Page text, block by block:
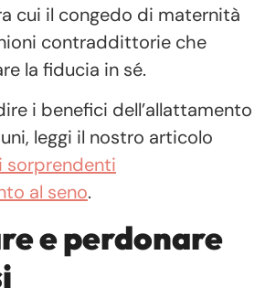
cui il congedo di maternità
contraddittorie che
la fiducia in sé.
i benefici dell’allattamento
leggi il nostro articolo
sorprendenti
al seno.
e perdonare